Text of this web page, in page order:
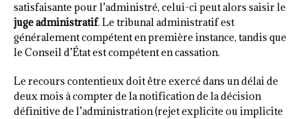
satisfaisante pour l’administré, celui-ci peut alors saisir le
juge administratif. Le tribunal administratif est
généralement compétent en première instance, tandis que
le Conseil d’État est compétent en cassation.
Le recours contentieux doit être exercé dans un délai de
deux mois à compter de la notification de la décision
définitive de l’administration (rejet explicite ou implicite